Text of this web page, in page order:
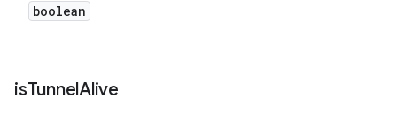
boolean
isTunnelAlive